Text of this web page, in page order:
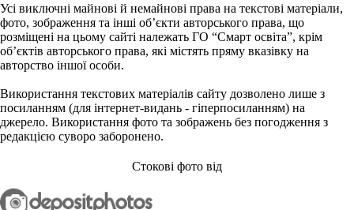
Усі виключні майнові й немайнові права на текстові матеріали,
фото, зображення та інші об’єкти авторського права, що
розміщені на цьому сайті належать ГО “Смарт освіта”, крім
об’єктів авторського права, які містять пряму вказівку на
авторство іншої особи.
Використання текстових матеріалів сайту дозволено лише з
посиланням (для інтернет-видань - гіперпосиланням) на
джерело. Використання фото та зображень без погодження з
редакцією суворо заборонено.
Стокові фото від